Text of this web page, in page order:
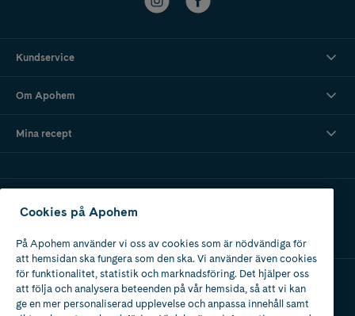
Kundservice
Om Apohem
Mina recept
Apotek med tillstånd
av Läkemedelsverket
Cookies på Apohem
På Apohem använder vi oss av cookies som är nödvändiga för
att hemsidan ska fungera som den ska. Vi använder även cookies
för funktionalitet, statistik och marknadsföring. Det hjälper oss
att följa och analysera beteenden på vår hemsida, så att vi kan
ge en mer personaliserad upplevelse och anpassa innehåll samt